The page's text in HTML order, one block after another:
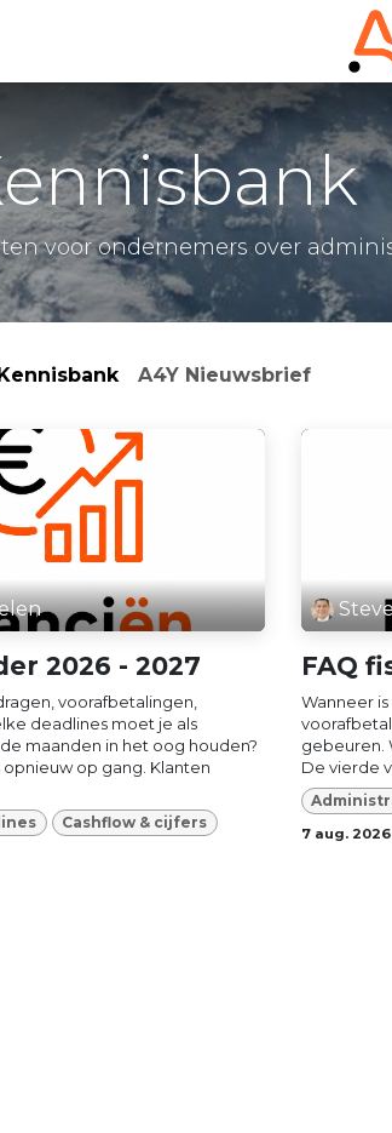
voor ondernemers over
A4Y Nieuwsbrief
2026 - 2027
voorafbetalingen,
deadlines moet je als
maanden in het oog houden?
op gang. Klanten
Cashflow & cijfers
FAQ
Wanneer
gebeuren.
De vierde
7 aug. 2026